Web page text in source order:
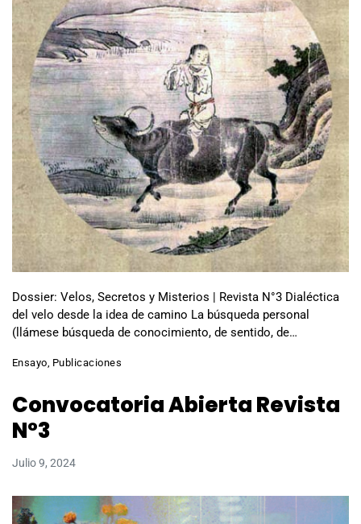
Dossier: Velos, Secretos y Misterios | Revista N°3 Dialéctica
del velo desde la idea de camino La búsqueda personal
(llámese búsqueda de conocimiento, de sentido, de…
Ensayo Publicaciones
Convocatoria Abierta Revista
N°3
Julio 9, 2024